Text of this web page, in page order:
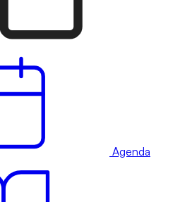
Agenda